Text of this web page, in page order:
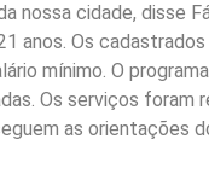
nossa cidade, disse
anos. Os
mínimo. O
Os serviços foram
as orientações